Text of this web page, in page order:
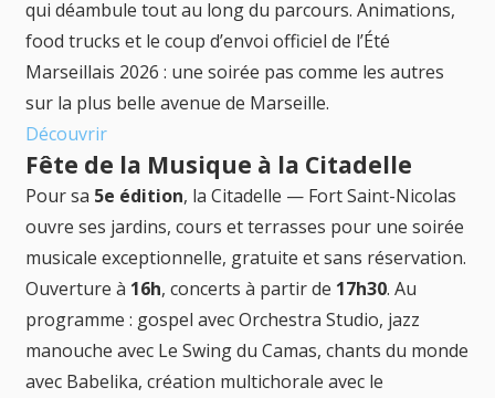
qui déambule tout au long du parcours. Animations,
food trucks et le coup d’envoi officiel de l’Été
Marseillais 2026 : une soirée pas comme les autres
sur la plus belle avenue de Marseille.
Découvrir
Fête de la Musique à la Citadelle
Pour sa 5e édition, la Citadelle — Fort Saint-Nicolas
ouvre ses jardins, cours et terrasses pour une soirée
musicale exceptionnelle, gratuite et sans réservation.
Ouverture à 16h, concerts à partir de 17h30. Au
programme : gospel avec Orchestra Studio, jazz
manouche avec Le Swing du Camas, chants du monde
avec Babelika, création multichorale avec le